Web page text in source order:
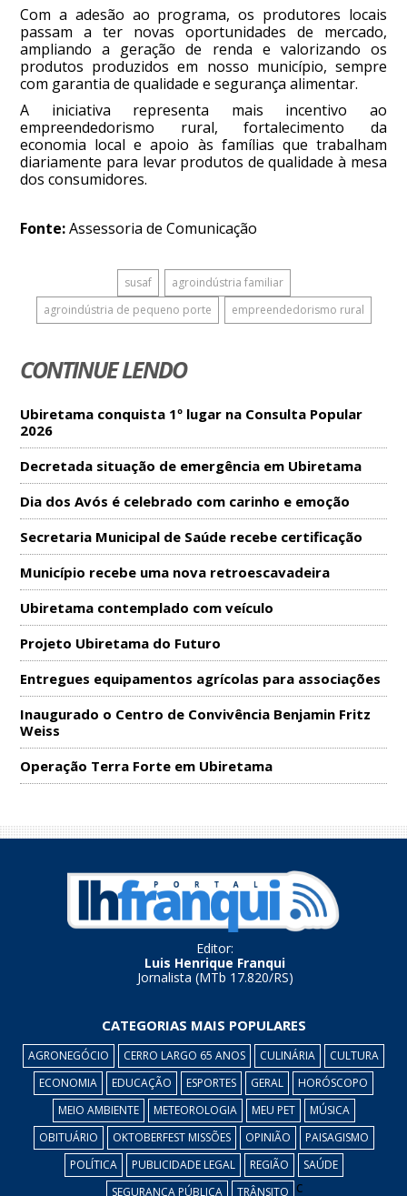
Com a adesão ao programa, os produtores locais
passam a ter novas oportunidades de mercado,
ampliando a geração de renda e valorizando os
produtos produzidos em nosso município, sempre
com garantia de qualidade e segurança alimentar.
A iniciativa representa mais incentivo ao
empreendedorismo rural, fortalecimento da
economia local e apoio às famílias que trabalham
diariamente para levar produtos de qualidade à mesa
dos consumidores.
Fonte:Assessoria de Comunicação
susaf
agroindústria familiar
agroindústria de pequeno porte
empreendedorismo rural
CONTINUE LENDO
Ubiretama conquista 1º lugar na Consulta Popular
2026
Decretada situação de emergência em Ubiretama
Dia dos Avós é celebrado com carinho e emoção
Secretaria Municipal de Saúde recebe certificação
Município recebe uma nova retroescavadeira
Ubiretama contemplado com veículo
Projeto Ubiretama do Futuro
Entregues equipamentos agrícolas para associações
Inaugurado o Centro de Convivência Benjamin Fritz
Weiss
Operação Terra Forte em Ubiretama
Editor:
Luis Henrique Franqui
Jornalista (MTb 17.820/RS)
CATEGORIAS MAIS POPULARES
AGRONEGÓCIO CERRO LARGO 65 ANOS CULINÁRIA
CULTURA
ECONOMIA
EDUCAÇÃO ESPORTES GERAL
HORÓSCOPO
MEIO AMBIENTE
METEOROLOGIA MEU PET
MÚSICA
OBITUÁRIO
OKTOBERFEST MISSÕES OPINIÃO
PAISAGISMO
POLÍTICA
PUBLICIDADE LEGAL REGIÃO
SAÚDE
SEGURANÇA PÚBLICA
TRÂNSITO c